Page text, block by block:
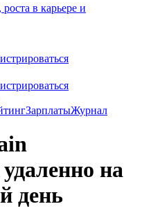
в карьере и
ЗарплатыЖурнал
на
день